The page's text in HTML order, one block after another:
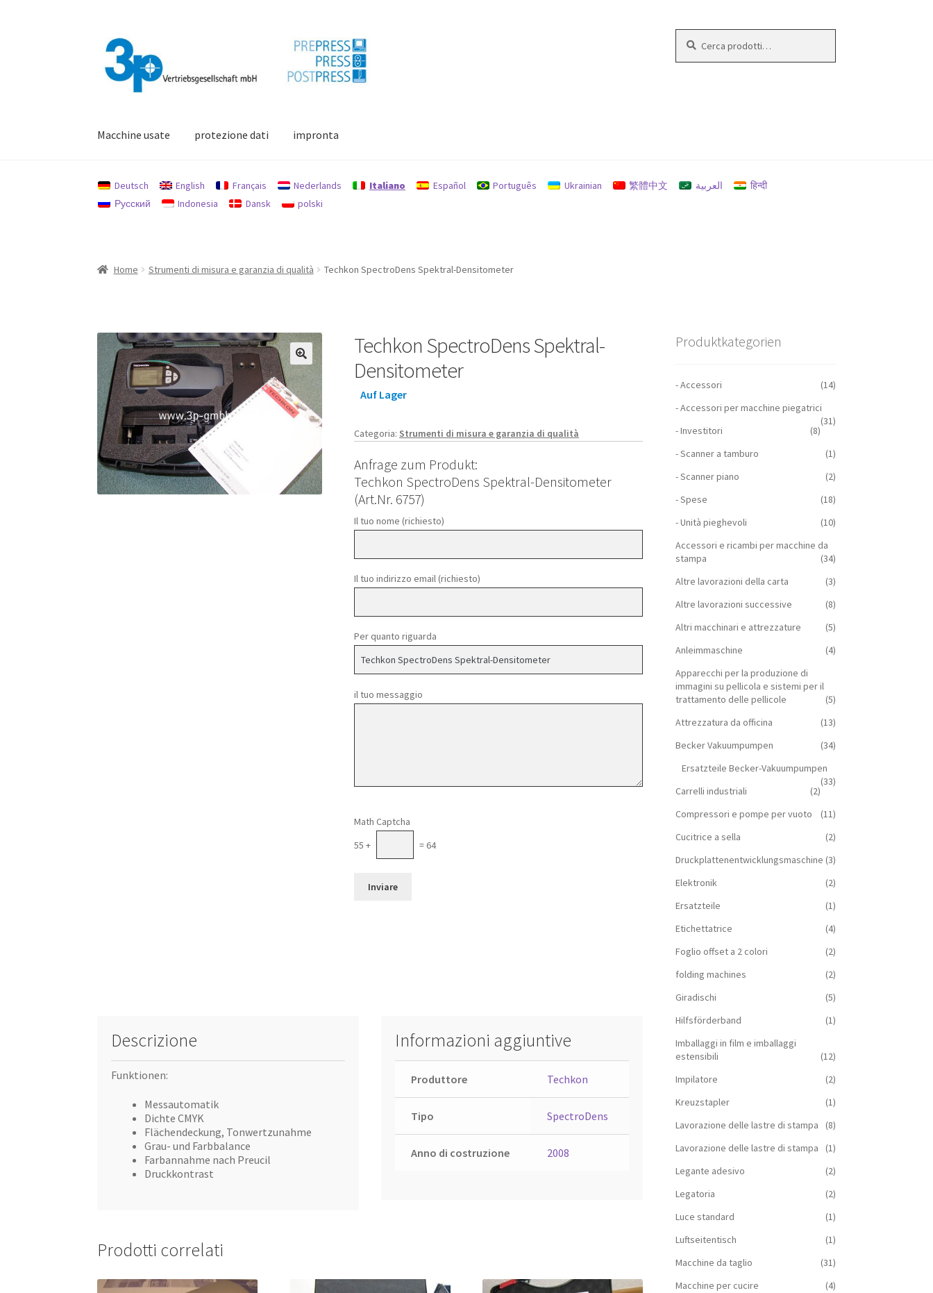
alla
navigazione
al
contenuto
Macchine usate protezione dati impronta
Deutsch English Français Nederlands Italiano Español Português Ukrainian 繁體中文 العربية
हिन्दी
Русский
Indonesia Dansk polski
Home Strumenti di misura e garanzia di qualità Techkon SpectroDens Spektral-Densitometer
Techkon SpectroDens Spektral-
Densitometer
Auf Lager
Categoria: Strumenti di misura e garanzia di qualità
Anfrage zum Produkt:
Techkon SpectroDens Spektral-Densitometer
(Art.Nr. 6757)
Il tuo nome (richiesto)
Il tuo indirizzo email (richiesto)
Per quanto riguarda
il tuo messaggio
Math Captcha
55 +
= 64
Descrizione
Funktionen:
Messautomatik
Dichte CMYK
Flächendeckung, Tonwertzunahme
Grau- und Farbbalance
Farbannahme nach Preucil
Druckkontrast
Informazioni aggiuntive
Produttore Techkon
Tipo SpectroDens
Anno di costruzione 2008
Prodotti correlati
Produktkategorien
- Accessori
(14)
- Accessori per macchine piegatrici
(31)
- Investitori
(8)
- Scanner a tamburo
(1)
- Scanner piano
(2)
- Spese
(18)
- Unità pieghevoli
(10)
Accessori e ricambi per macchine da
stampa
(34)
Altre lavorazioni della carta
(3)
Altre lavorazioni successive
(8)
Altri macchinari e attrezzature
(5)
Anleimmaschine
(4)
Apparecchi per la produzione di
immagini su pellicola e sistemi per il
trattamento delle pellicole
(5)
Attrezzatura da officina
(13)
Becker Vakuumpumpen
(34)
Ersatzteile Becker-Vakuumpumpen
(33)
Carrelli industriali
(2)
Compressori e pompe per vuoto
(11)
Cucitrice a sella
(2)
Druckplattenentwicklungsmaschine (3)
Elektronik
(2)
Ersatzteile
(1)
Etichettatrice
(4)
Foglio offset a 2 colori
(2)
folding machines
(2)
Giradischi
(5)
Hilfsförderband
(1)
Imballaggi in film e imballaggi
estensibili
(12)
Impilatore
(2)
Kreuzstapler
(1)
Lavorazione delle lastre di stampa
(8)
Lavorazione delle lastre di stampa
(1)
Legante adesivo
(2)
Legatoria
(2)
Luce standard
(1)
Luftseitentisch
(1)
Macchine da taglio
(31)
Macchine per cucire
(4)